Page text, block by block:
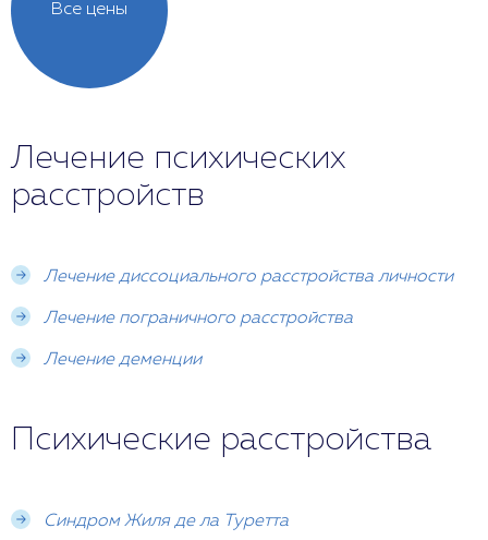
Все цены
Лечение психических
расстройств
Лечение диссоциального расстройства личности
Лечение пограничного расстройства
Лечение деменции
Психические расстройства
Синдром Жиля де ла Туретта